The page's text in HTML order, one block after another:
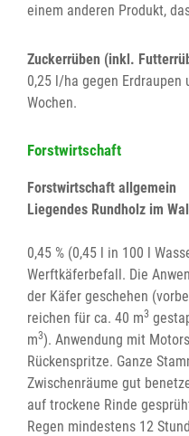
einem anderen Produkt,
Zuckerrüben (inkl.
0,25 l/ha gegen Erdraupen
Wochen.
Forstwirtschaft
Forstwirtschaft allgemein
Liegendes Rundholz im
0,45 % (0,45 l in 100 l
Werftkäferbefall. Die
der Käfer geschehen
reichen für ca. 40 m3
m3). Anwendung mit
Rückenspritze. Ganze
Zwischenräume gut
auf trockene Rinde
Regen mindestens 12